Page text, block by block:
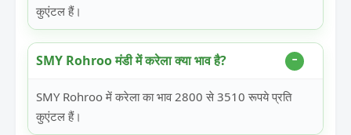
कुएंटल हैं।
SMY Rohroo मंडी में करेला क्या भाव है?
SMY Rohroo में करेला का भाव 2800 से 3510 रूपये प्रति
कुएंटल हैं।